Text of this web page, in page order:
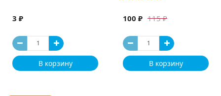
3 ₽
В корзину
115 ₽
100 ₽
В корзину